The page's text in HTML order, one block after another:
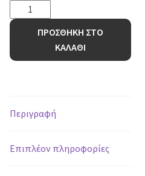
Ποδιά
κουζίνας
ΠΡΟΣΘΗΚΗ ΣΤΟ
ΚΑΛΑΘΙ
Περιγραφή
Επιπλέον πληροφορίες